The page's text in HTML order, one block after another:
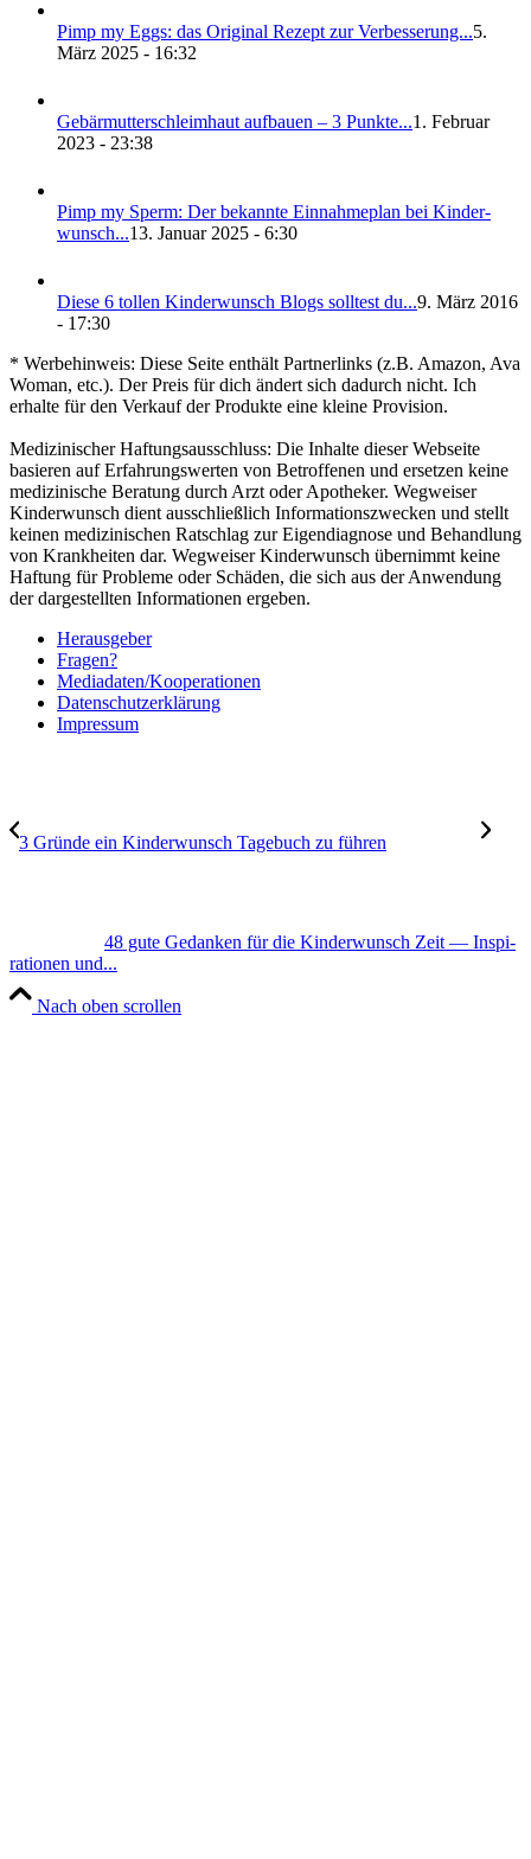
Pimp my Eggs: das Ori­gi­nal Rezept zur Ver­bes­se­rung...5.
März 2025 - 16:32
Gebär­mut­ter­schleim­haut auf­bau­en – 3 Punk­te...1. Februar
2023 - 23:38
Pimp my Sperm: Der bekann­te Ein­nah­me­plan bei Kin­der­
wunsch...13. Januar 2025 - 6:30
Die­se 6 tol­len Kin­der­wunsch Blogs soll­test du...9. März 2016
- 17:30
* Werbehinweis: Diese Seite enthält Partnerlinks (z.B. Amazon, Ava
Woman, etc.). Der Preis für dich ändert sich dadurch nicht. Ich
erhalte für den Verkauf der Produkte eine kleine Provision.
Medizinischer Haftungsausschluss: Die Inhalte dieser Webseite
basieren auf Erfahrungswerten von Betroffenen und ersetzen keine
medizinische Beratung durch Arzt oder Apotheker. Wegweiser
Kinderwunsch dient ausschließlich Informationszwecken und stellt
keinen medizinischen Ratschlag zur Eigendiagnose und Behandlung
von Krankheiten dar. Wegweiser Kinderwunsch übernimmt keine
Haftung für Probleme oder Schäden, die sich aus der Anwendung
der dargestellten Informationen ergeben.
Her­aus­ge­ber
Fra­gen?
Mediadaten/Kooperationen
Daten­schutz­er­klä­rung
Impres­sum
3 Grün­de ein Kin­der­wunsch Tage­buch zu füh­ren
48 gute Gedan­ken für die Kin­der­wunsch Zeit — Inspi­
ra­tio­nen und...
Nach oben scrollen